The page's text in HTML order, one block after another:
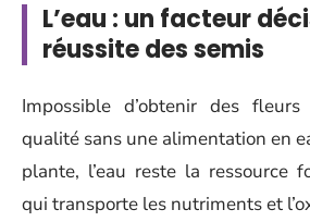
L’eau : un facteur
réussite des semis
Impossible d’obtenir des
qualité sans une alimentation en
plante, l’eau reste la ressource
qui transporte les nutriments et